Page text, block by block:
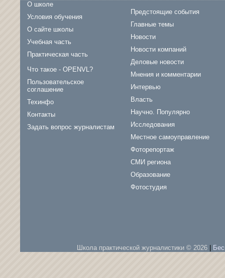
О школе
Условия обучения
О сайте школы
Учебная часть
Практическая часть
Что такое - OPENVL?
Пользовательское
соглашение
Техинфо
Контакты
Задать вопрос журналистам
Предстоящие события
Главные темы
Новости
Новости компаний
Деловые новости
Мнения и комментарии
Интервью
Власть
Научно. Популярно
Исследования
Местное самоуправление
Фоторепортаж
СМИ региона
Образование
Фотостудия
Школа практической журналистики © 2026|